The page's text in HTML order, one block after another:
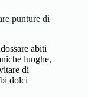
punture di
abiti
lunghe,
di
dolci